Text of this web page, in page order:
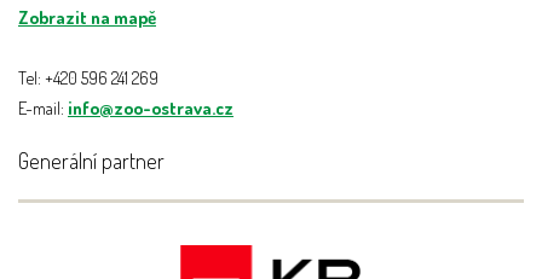
Zobrazit na mapě
Tel: +420 596 241 269
E-mail: info@zoo-ostrava.cz
Generální partner